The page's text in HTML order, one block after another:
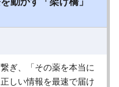
ぎ、「その薬を本当に
しい情報を最速で届け